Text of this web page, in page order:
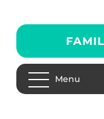
Menu